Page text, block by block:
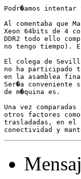
Podr�amos
Al comentaba que
Xeon 64bits de 4
DDR2 todo ello
no tengo tiempo).
El colega de
no ha participado
en la asamblea
Ser�a
de m�quina es.
Una vez
otros factores
trasladadas, en el